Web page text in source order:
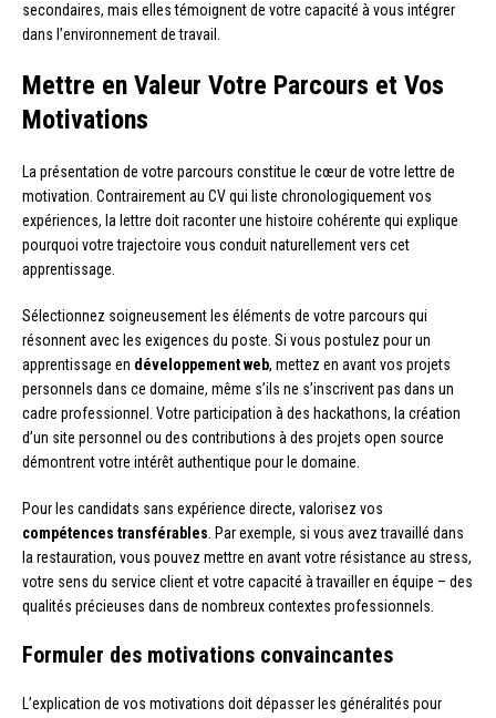
secondaires, mais elles témoignent de votre capacité à vous intégrer
dans l’environnement de travail.
Mettre en Valeur Votre Parcours et Vos
Motivations
La présentation de votre parcours constitue le cœur de votre lettre de
motivation. Contrairement au CV qui liste chronologiquement vos
expériences, la lettre doit raconter une histoire cohérente qui explique
pourquoi votre trajectoire vous conduit naturellement vers cet
apprentissage.
Sélectionnez soigneusement les éléments de votre parcours qui
résonnent avec les exigences du poste. Si vous postulez pour un
apprentissage en développement web, mettez en avant vos projets
personnels dans ce domaine, même s’ils ne s’inscrivent pas dans un
cadre professionnel. Votre participation à des hackathons, la création
d’un site personnel ou des contributions à des projets open source
démontrent votre intérêt authentique pour le domaine.
Pour les candidats sans expérience directe, valorisez vos
compétences transférables . Par exemple, si vous avez travaillé dans
la restauration, vous pouvez mettre en avant votre résistance au stress,
votre sens du service client et votre capacité à travailler en équipe – des
qualités précieuses dans de nombreux contextes professionnels.
Formuler des motivations convaincantes
L’explication de vos motivations doit dépasser les généralités pour